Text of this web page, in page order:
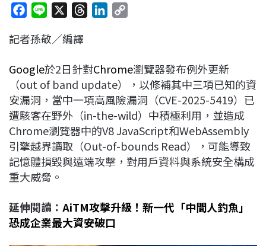
c
b
o
o
k
n
a
d
s
e
d
I
n
L
n
k
記者孫敬／編譯
Google於2日針對Chrome瀏覽器發布例外更新
（out of band update），以修補其中三項已知的資
安漏洞，當中一項高風險漏洞（CVE-2025-5419）已
遭駭客在野外（in-the-wild）中積極利用，並造成
Chrome瀏覽器中的V8 JavaScript和WebAssembly
引擎越界讀取（Out-of-bounds Read），可能導致
記憶體損毀與遠端攻擊，對用戶資料與系統安全構成
重大威脅。
延伸閱讀： AiTM攻擊升級！新一代「中間人釣魚」
恐成企業最大資安破口